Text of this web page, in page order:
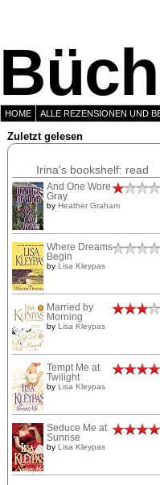
HOME ALLE REZENSIONEN UND
Zuletzt gelesen
Irina's bookshelf: read
And One Wore
Gray
by Heather Graham
Where Dreams
Begin
by Lisa Kleypas
Married by
Morning
by Lisa Kleypas
Tempt Me at
Twilight
by Lisa Kleypas
Seduce Me at
Sunrise
by Lisa Kleypas